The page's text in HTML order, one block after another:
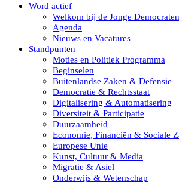
Word actief
Welkom bij de Jonge
Agenda
Nieuws en Vacatures
Standpunten
Moties en Politiek Programma
Beginselen
Buitenlandse Zaken & Defensie
Democratie & Rechtsstaat
Digitalisering & Automatisering
Diversiteit & Participatie
Duurzaamheid
Economie, Financiën & Sociale
Europese Unie
Kunst, Cultuur & Media
Migratie & Asiel
Onderwijs & Wetenschap